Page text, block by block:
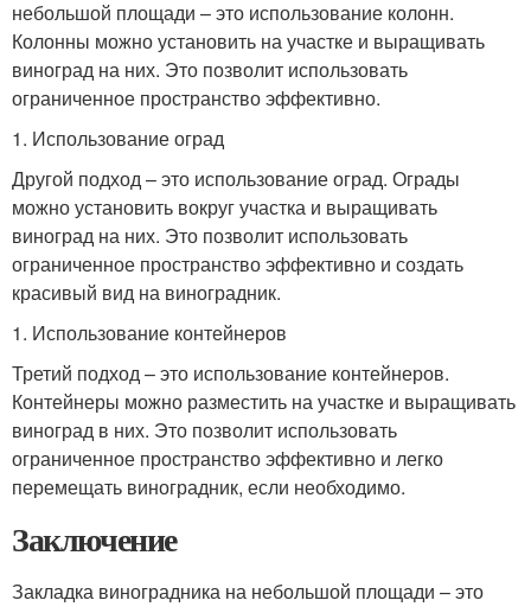
небольшой площади – это использование колонн.
Колонны можно установить на участке и выращивать
виноград на них. Это позволит использовать
ограниченное пространство эффективно.
1. Использование оград
Другой подход – это использование оград. Ограды
можно установить вокруг участка и выращивать
виноград на них. Это позволит использовать
ограниченное пространство эффективно и создать
красивый вид на виноградник.
1. Использование контейнеров
Третий подход – это использование контейнеров.
Контейнеры можно разместить на участке и выращивать
виноград в них. Это позволит использовать
ограниченное пространство эффективно и легко
перемещать виноградник, если необходимо.
Заключение
Закладка виноградника на небольшой площади – это